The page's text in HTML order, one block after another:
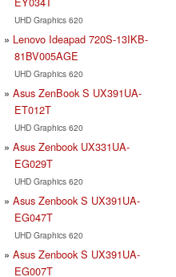
UHD Graphics 620
Lenovo Ideapad 720S-13IKB-
81BV005AGE
UHD Graphics 620
Asus ZenBook S UX391UA-
ET012T
UHD Graphics 620
Asus Zenbook UX331UA-
EG029T
UHD Graphics 620
Asus Zenbook S UX391UA-
EG047T
UHD Graphics 620
Asus Zenbook S UX391UA-
EG007T